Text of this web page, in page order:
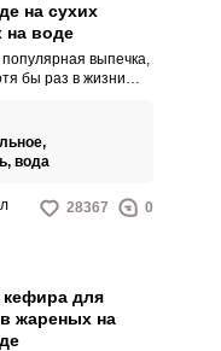
на сухих
на воде
выпечка,
бы раз в жизни
теста.
вода
28367 0
кефира для
жареных на